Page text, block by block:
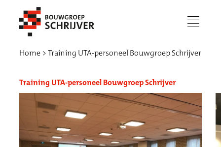
menu
Home Training UTA-personeel Bouwgroep Schrijver
Training UTA-personeel Bouwgroep Schrijver